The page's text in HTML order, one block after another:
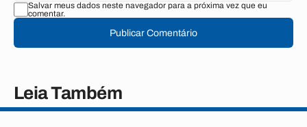
Salvar meus dados neste navegador para a próxima vez que eu
comentar.
Publicar Comentário
Leia Também